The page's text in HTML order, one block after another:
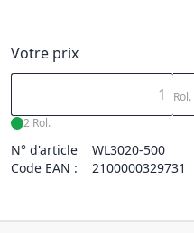
Votre prix
Rol.
2 Rol.
N° d'article
WL3020-500
Code EAN :
2100000329731